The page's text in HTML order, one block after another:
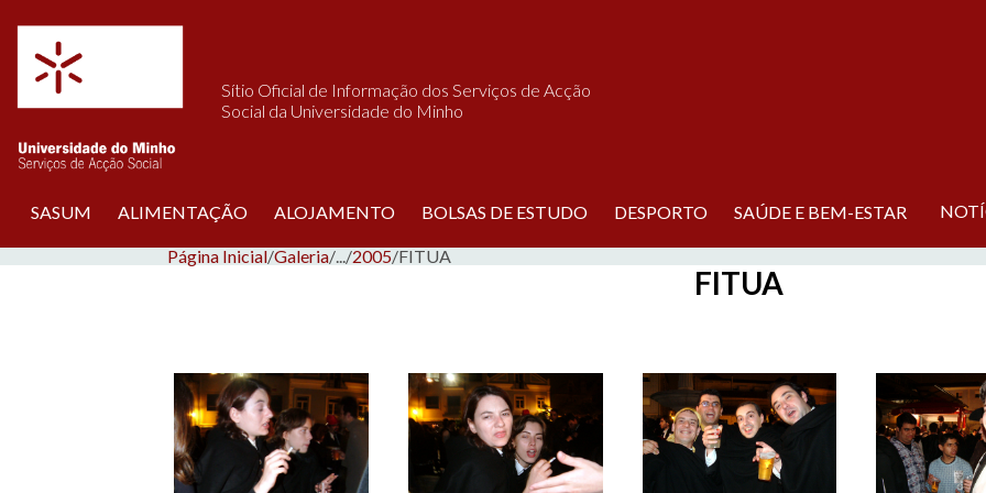
Sítio Oficial de Informação dos Serviços de Acção
Social da Universidade do Minho
SASUM ALIMENTAÇÃO ALOJAMENTO BOLSAS DE ESTUDO DESPORTO SAÚDE E BEM-ESTAR
Página Inicial/Galeria/.../2005/FITUA
FITUA